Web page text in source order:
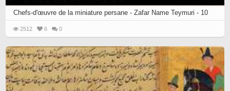
Chefs-d'œuvre de la miniature persane - Zafar Name Teymuri - 10
2512 6 0